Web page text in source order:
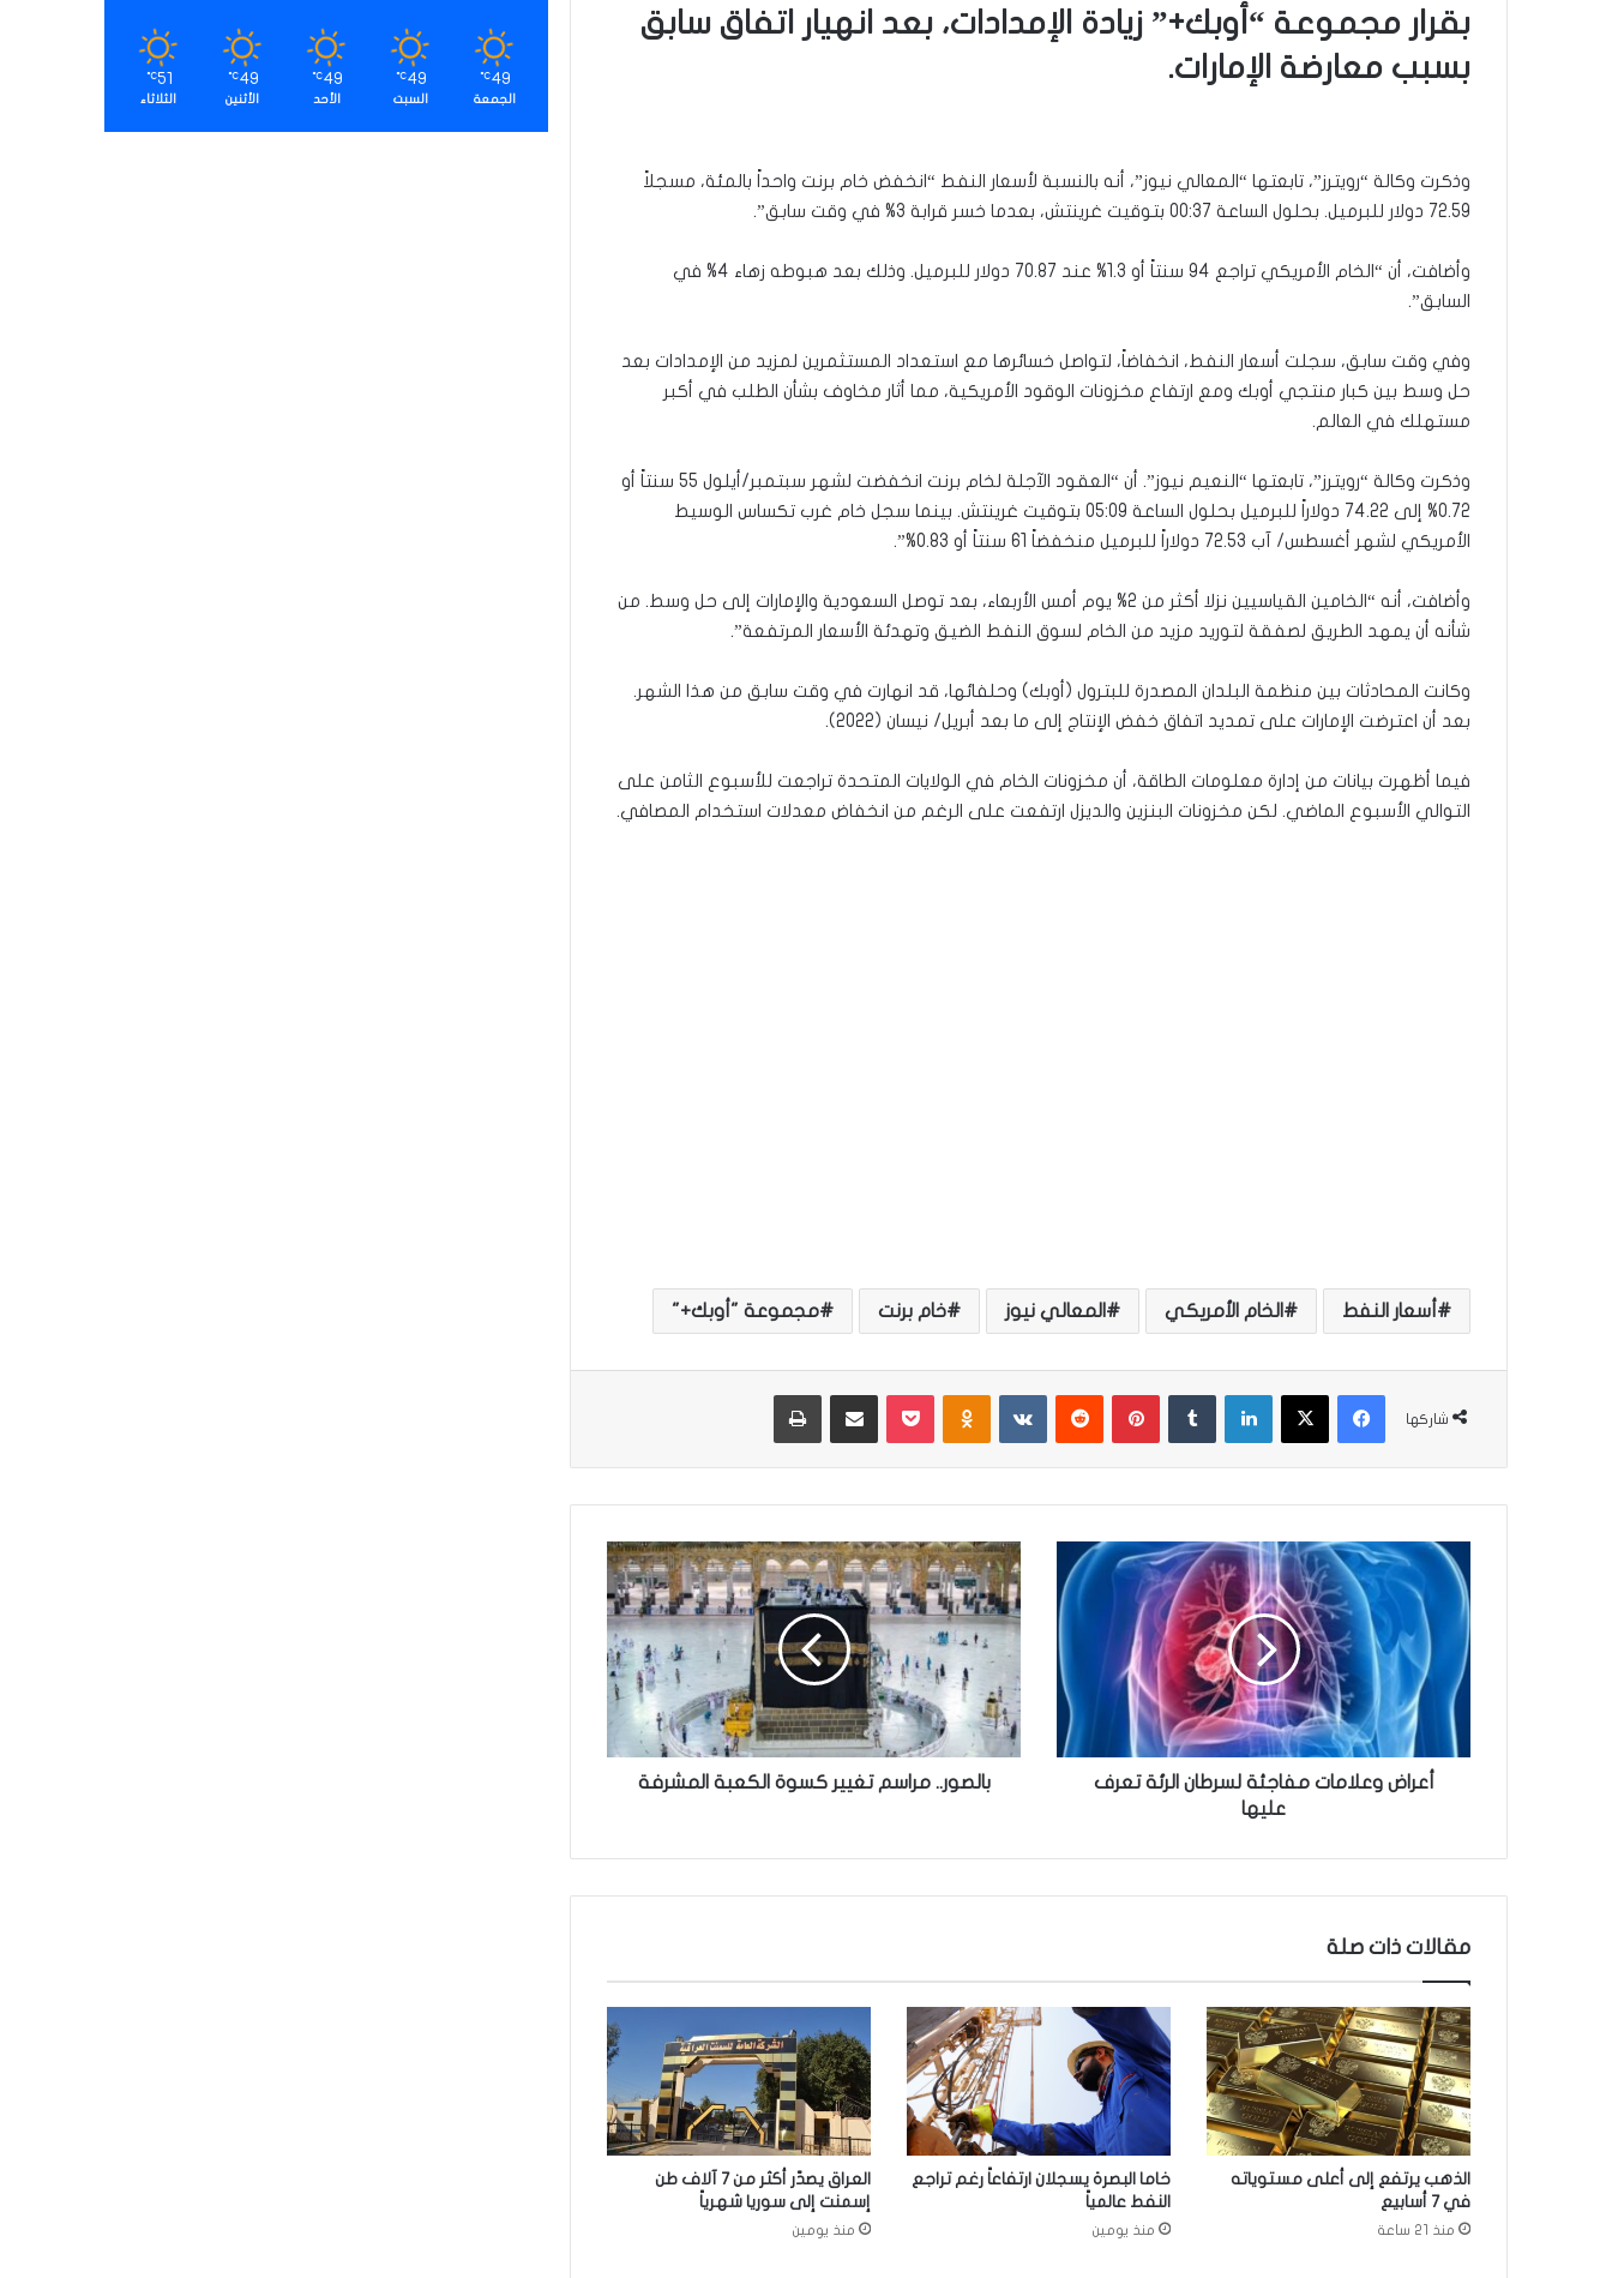
بقرار مجموعة “أوبك+” زيادة الإمدادات، بعد انهيار اتفاق سابق
بسبب معارضة الإمارات.
وذكرت وكالة “رويترز”، تابعتها “المعالي نيوز”، أنه بالنسبة لأسعار النفط “انخفض خام برنت واحداً بالمئة، مسجلاً
72.59 دولار للبرميل. بحلول الساعة 00:37 بتوقيت غرينتش، بعدما خسر قرابة 3% في وقت سابق”.
وأضافت، أن “الخام الأمريكي تراجع 94 سنتاً أو 1.3% عند 70.87 دولار للبرميل. وذلك بعد هبوطه زهاء 4% في
السابق”.
وفي وقت سابق، سجلت أسعار النفط، انخفاضاً، لتواصل خسائرها مع استعداد المستثمرين لمزيد من الإمدادات بعد
حل وسط بين كبار منتجي أوبك ومع ارتفاع مخزونات الوقود الأمريكية، مما أثار مخاوف بشأن الطلب في أكبر
مستهلك في العالم.
وذكرت وكالة “رويترز”، تابعتها “النعيم نيوز”. أن “العقود الآجلة لخام برنت انخفضت لشهر سبتمبر/أيلول 55 سنتاً أو
0.72% إلى 74.22 دولاراً للبرميل بحلول الساعة 05:09 بتوقيت غرينتش. بينما سجل خام غرب تكساس الوسيط
الأمريكي لشهر أغسطس/ آب 72.53 دولاراً للبرميل منخفضاً 61 سنتاً أو 0.83%”.
وأضافت، أنه “الخامين القياسيين نزلا أكثر من 2% يوم أمس الأربعاء، بعد توصل السعودية والإمارات إلى حل وسط. من
شأنه أن يمهد الطريق لصفقة لتوريد مزيد من الخام لسوق النفط الضيق وتهدئة الأسعار المرتفعة”.
وكانت المحادثات بين منظمة البلدان المصدرة للبترول (أوبك) وحلفائها، قد انهارت في وقت سابق من هذا الشهر.
بعد أن اعترضت الإمارات على تمديد اتفاق خفض الإنتاج إلى ما بعد أبريل/ نيسان (2022).
فيما أظهرت بيانات من إدارة معلومات الطاقة، أن مخزونات الخام في الولايات المتحدة تراجعت للأسبوع الثامن على
التوالي الأسبوع الماضي. لكن مخزونات البنزين والديزل ارتفعت على الرغم من انخفاض معدلات استخدام المصافي.
أسعار النفط الخام الأمريكي المعالي نيوز خام برنت مجموعة "أوبك+"
شاركها
فيسبوك ‫X لينكدإن بينتيريست ‏VKontakte
ع
ر
ا
ض
و
ا
م
ئ
ة
ل
س
ر
ط
ا
ن
ا
ل
ر
ئ
أعراض وعلامات مفاجئة لسرطان الرئة تعرف
عليها
ب
ا
ل
ص
و
ر
.
م
م
ر
ك
س
ا
ل
ك
بالصور.. مراسم تغيير ⁧كسوة الكعبة⁩ المشرفة
مقالات ذات صلة
الذهب يرتفع إلى أعلى مستوياته
في 7 أسابيع
منذ 21 ساعة
خاما البصرة يسجلان ارتفاعاً رغم تراجع
النفط عالمياً
منذ يومين
العراق يصدّر أكثر من 7 آلاف طن
إسمنت إلى سوريا شهرياً
منذ يومين
49
℃
الجمعة
49
℃
السبت
49
℃
الأحد
49
℃
الأثنين
51
℃
الثلاثاء